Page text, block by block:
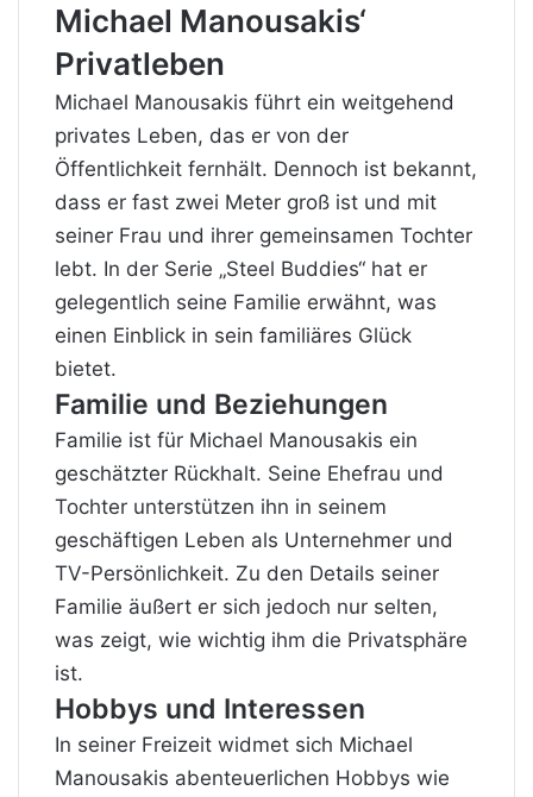
Michael Manousakis‘
Privatleben
Michael Manousakis führt ein weitgehend
privates Leben, das er von der
Öffentlichkeit fernhält. Dennoch ist bekannt,
dass er fast zwei Meter groß ist und mit
seiner Frau und ihrer gemeinsamen Tochter
lebt. In der Serie „Steel Buddies“ hat er
gelegentlich seine Familie erwähnt, was
einen Einblick in sein familiäres Glück
bietet.
Familie und Beziehungen
Familie ist für Michael Manousakis ein
geschätzter Rückhalt. Seine Ehefrau und
Tochter unterstützen ihn in seinem
geschäftigen Leben als Unternehmer und
TV-Persönlichkeit. Zu den Details seiner
Familie äußert er sich jedoch nur selten,
was zeigt, wie wichtig ihm die Privatsphäre
ist.
Hobbys und Interessen
In seiner Freizeit widmet sich Michael
Manousakis abenteuerlichen Hobbys wie